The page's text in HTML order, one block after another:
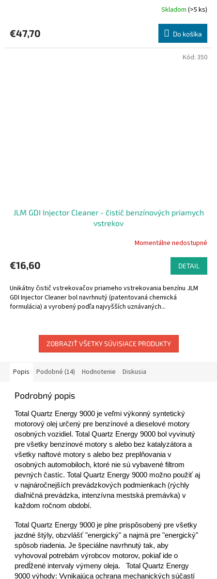
Skladom (>5 ks)
€47,70 Do košíka
JLM GDI Injector Cleaner - čistič benzínových priamych
vstrekov
Momentálne nedostupné
€16,60 DETAIL
Unikátny čistič vstrekovačov priameho vstrekovania benzínu JLM
GDI Injector Cleaner bol navrhnutý (patentovaná chemická
formulácia) a vyrobený podľa najvyšších uznávaných...
Kód: 350
ZOBRAZIŤ VŠETKY SÚVISIACE PRODUKTY
Popis Podobné (14) Hodnotenie Diskusia
Podrobný popis
Total Quartz Energy 9000 je veľmi výkonný syntetický
motorový olej určený pre benzínové a dieselové motory
osobných vozidiel. Total Quartz Energy 9000 bol vyvinutý
pre všetky benzínové motory s alebo bez katalyzátora a
všetky naftové motory s alebo bez preplňovania v
osobných automobiloch, ktoré nie sú vybavené filtrom
pevných častíc. Total Quartz Energy 9000 možno použiť aj
v najnáročnejších prevádzkových podmienkach (rýchly
diaľničná prevádzka, intenzívna mestská premávka) v
každom ročnom období.
Total Quartz Energy 9000 je plne prispôsobený pre všetky
jazdné štýly, obzvlášť "energický" a najmä pre "energický"
spôsob riadenia. Je špeciálne navrhnutý tak, aby
vyhovoval potrebám výrobcov motorov, pokiaľ ide o
predĺžené intervaly výmeny oleja. Total Quartz Energy
9000 výhody: Vynikajúca ochrana mechanických súčastí